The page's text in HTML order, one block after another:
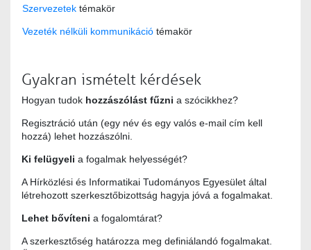
Szervezetek témakör
Vezeték nélküli kommunikáció témakör
Gyakran ismételt kérdések
Hogyan tudok hozzászólást fűzni a szócikkhez?
Regisztráció után (egy név és egy valós e-mail cím kell
hozzá) lehet hozzászólni.
Ki felügyeli a fogalmak helyességét?
A Hírközlési és Informatikai Tudományos Egyesület által
létrehozott szerkesztőbizottság hagyja jóvá a fogalmakat.
Lehet bővíteni a fogalomtárat?
A szerkesztőség határozza meg definiálandó fogalmakat.